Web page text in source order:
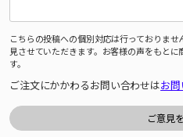
こちらの投稿への個別対応は行っておりま
見させていただきます。お客様の声をもと
す。
ご注文にかかわるお問い合わせはお